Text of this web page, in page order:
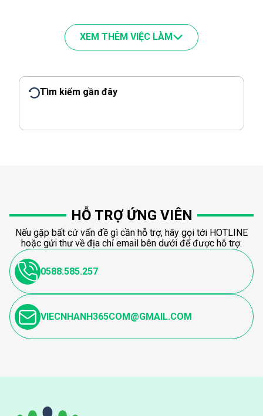
XEM THÊM VIỆC LÀM
Tìm kiếm gần đây
HỖ TRỢ ỨNG VIÊN
Nếu gặp bất cứ vấn đề gì cần hỗ trợ, hãy gọi tới HOTLINE
hoặc gửi thư về địa chỉ email bên dưới để được hỗ trợ.
0588.585.257
VIECNHANH365COM@GMAIL.COM